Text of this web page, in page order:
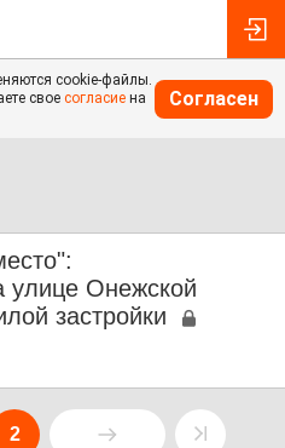
cookie-файлы.
свое согласие на
Согласен
улице Онежской
застройки
2